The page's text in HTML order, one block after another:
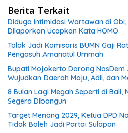
Berita Terkait
Diduga Intimidasi Wartawan di
Dilaporkan Ucapkan Kata HOMO
Tolak Jadi Komisaris BUMN Gaji
Pengasuh Amanatul Ummah
Bupati Mojokerto Dorong NasDem
Wujudkan Daerah Maju, Adil, dan
8 Bulan Lagi Megah Seperti di
Segera Dibangun
Target Menang 2029, Ketua DPD
Tidak Boleh Jadi Partai Sulapan